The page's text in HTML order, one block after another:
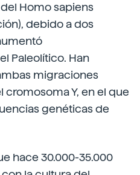
Homo sapiens
debido a dos
Paleolítico. Han
migraciones
Y, en el que
genéticas de
hace 30.000-35.000